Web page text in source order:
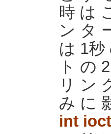
時 は
ン タ
は 1秒
ト の
リ ン
み に
int